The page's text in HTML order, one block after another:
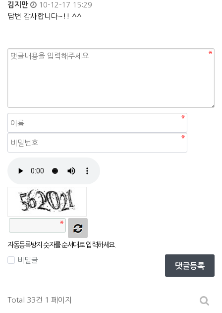
김지만
10-12-17 15:29
답변 감사합니다~!! ^^
자동등록방지 숫자를 순서대로 입력하세요.
비밀글
댓글등록
Total 33건 1 페이지